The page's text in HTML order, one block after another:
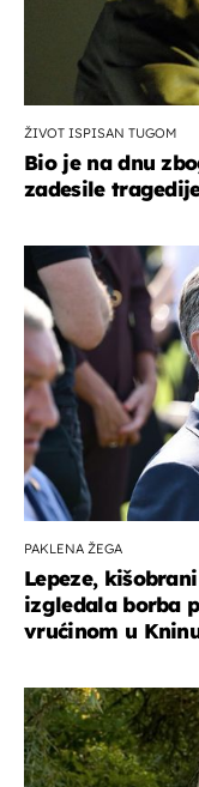
ŽIVOT ISPISAN TUGOM
Bio je na dnu
zadesile
PAKLENA ŽEGA
Lepeze,
izgledala borba
vrućinom u